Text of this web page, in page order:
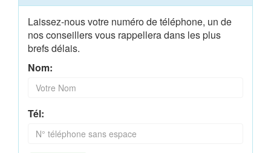
Laissez-nous votre numéro de téléphone, un de
nos conseillers vous rappellera dans les plus
brefs délais.
Nom:
Tél: